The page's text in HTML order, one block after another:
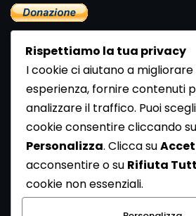
Newsletter
Se vuoi ricevere la Rivista gratuita di
dalla Redazione di ArcheoMedia
Newsletter [Clicca Qui]
Con l'invio del messaggio l'utente
Rispettiamo la tua privacy
I cookie ci aiutano a
esperienza, fornire contenuti
analizzare il traffico. Puoi
cookie consentire cliccando su
Personalizza. Clicca su
acconsentire o su Rifiuta
cookie non essenziali.